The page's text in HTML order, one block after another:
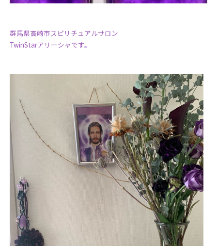
群馬県高崎市スピリチュアルサロン
TwinStarアリーシャです。